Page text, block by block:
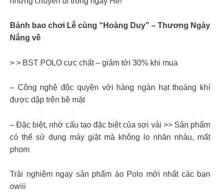
Bảnh bao chơi Lễ cùng “Hoàng Duy” – Thương Ngày
Nắng về
> > BST POLO cực chất – giảm tới 30% khi mua
– Công nghệ độc quyền với hàng ngàn hạt thoáng khí
được dập trên bề mặt
– Đặc biệt, nhờ cấu tạo đặc biệt của sợi vải >> Sản phẩm
có thể sử dụng máy giặt mà không lo nhăn nhàu, mất
phom
Trải nghiệm ngay sản phẩm áo Polo mới nhất các bạn
owiii